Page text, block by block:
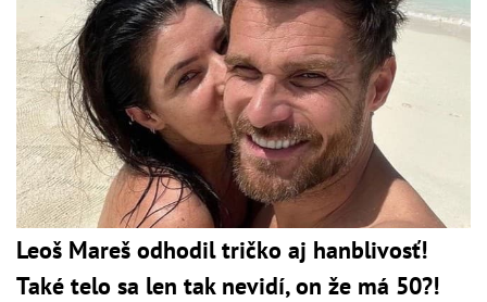
Leoš Mareš odhodil tričko aj hanblivosť!
Také telo sa len tak nevidí, on že má 50?!